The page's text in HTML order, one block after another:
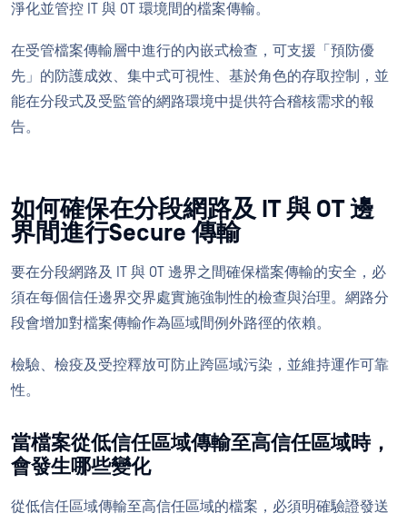
淨化並管控 IT 與 OT 環境間的檔案傳輸。
在受管檔案傳輸層中進行的內嵌式檢查，可支援「預防優
先」的防護成效、集中式可視性、基於角色的存取控制，並
能在分段式及受監管的網路環境中提供符合稽核需求的報
告。
如何確保在分段網路及 IT 與 OT 邊
界間進行Secure 傳輸
要在分段網路及 IT 與 OT 邊界之間確保檔案傳輸的安全，必
須在每個信任邊界交界處實施強制性的檢查與治理。網路分
段會增加對檔案傳輸作為區域間例外路徑的依賴。
檢驗、檢疫及受控釋放可防止跨區域污染，並維持運作可靠
性。
當檔案從低信任區域傳輸至高信任區域時，
會發生哪些變化
從低信任區域傳輸至高信任區域的檔案，必須明確驗證發送